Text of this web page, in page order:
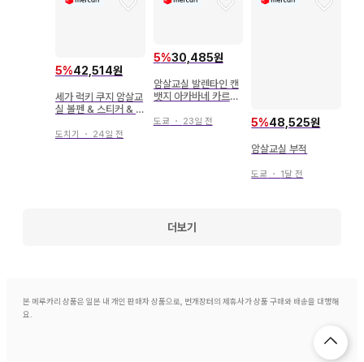
5%42,514원
세가 럭키 쿠지 암살교
실 볼펜 & 스티커 & 카
도치기 ・ 24일 전
5%30,485원
암살교실 발렌타인 캔
뱃지 아카바네 카르마
도쿄 ・ 23일 전 5%48,525원
암살교실 부적
도쿄 ・ 1달 전
더보기
본 메루카리 상품은 일본 내 개인 판매자 상품으로, 번개장터의 제휴사가 상품 구매와 배송을 대행해
요.